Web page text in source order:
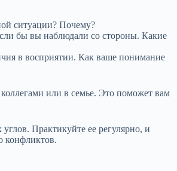
ситуации? Почему?
бы вы наблюдали со стороны. Какие
в восприятии. Как ваше понимание
или в семье. Это поможет вам
Практикуйте ее регулярно, и
конфликтов.